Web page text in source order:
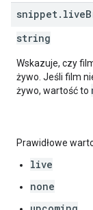
"
"
"
"
"
"
snippet. live
string
Wskazuje, czy
żywo. Jeśli film
żywo, wartość to
Prawidłowe
live
none